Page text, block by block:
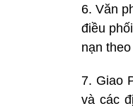
6. Văn
điều
nạn
7. Giao
và các